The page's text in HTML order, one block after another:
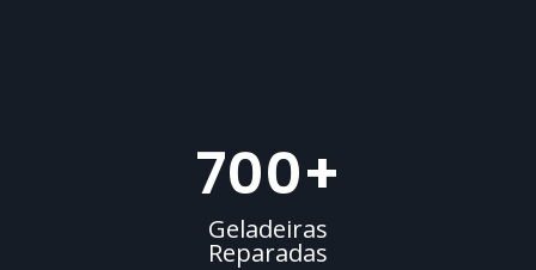
700+
Geladeiras
Reparadas